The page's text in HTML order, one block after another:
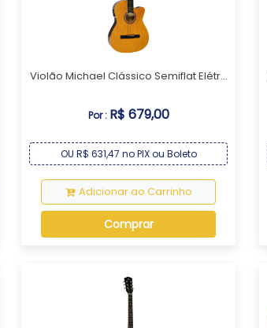
Violão Michael Clássico Semiflat Elétr...
Por : R$ 679,00
OU R$ 631,47 no PIX ou Boleto
Adicionar ao Carrinho
Comprar